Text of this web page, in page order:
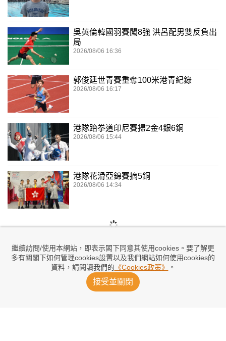
繼續訪問/使用本網站，即表示閣下同意其使用cookies。要了解更
多有關閣下如何管理cookies設置以及我們網站如何使用cookies的
資料，請閱讀我們的 《Cookies政策》 。
接受並關閉
吳英倫韓國羽賽闖8強 洪呂配男雙反負出
局
2026/08/06 16:36
郭俊廷世青賽重奪100米港青紀錄
2026/08/06 16:17
港隊跆拳道印尼賽掃2金4銀6銅
2026/08/06 15:44
港隊花滑亞錦賽摘5銅
2026/08/06 14:34